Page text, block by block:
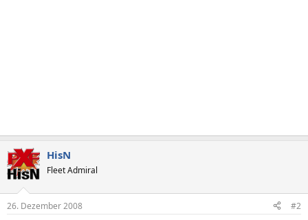
HisN
Fleet Admiral
26. Dezember 2008 #2